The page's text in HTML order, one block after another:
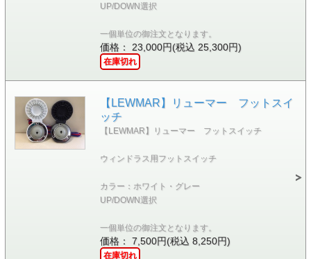
UP/DOWN選択
一個単位の御注文となります。
価格： 23,000円(税込 25,300円)
在庫切れ
【LEWMAR】リューマー フットスイ
ッチ
【LEWMAR】リューマー フットスイッチ
ウィンドラス用フットスイッチ
カラー：ホワイト・グレー
UP/DOWN選択
一個単位の御注文となります。
価格： 7,500円(税込 8,250円)
在庫切れ